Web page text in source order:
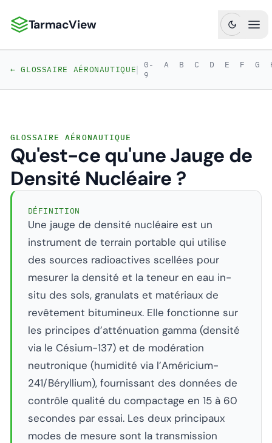
TarmacView : Analyses aéronautiques de précision
TarmacView
← GLOSSAIRE AÉRONAUTIQUE| 0-
9
A B C D E F G
GLOSSAIRE AÉRONAUTIQUE
Qu'est-ce qu'une Jauge de
Densité Nucléaire ?
DÉFINITION
Une jauge de densité nucléaire est un
instrument de terrain portable qui utilise
des sources radioactives scellées pour
mesurer la densité et la teneur en eau in-
situ des sols, granulats et matériaux de
revêtement bitumineux. Elle fonctionne sur
les principes d’atténuation gamma (densité
via le Césium-137) et de modération
neutronique (humidité via l’Américium-
241/Béryllium), fournissant des données de
contrôle qualité du compactage en 15 à 60
secondes par essai. Les deux principaux
modes de mesure sont la transmission